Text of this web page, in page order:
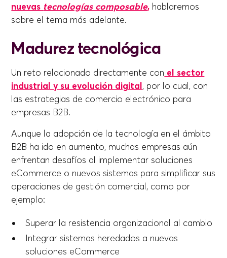
nuevas tecnologías composable, hablaremos
sobre el tema más adelante.
Madurez tecnológica
Un reto relacionado directamente con el sector
industrial y su evolución digital, por lo cual, con
las estrategias de comercio electrónico para
empresas B2B.
Aunque la adopción de la tecnología en el ámbito
B2B ha ido en aumento, muchas empresas aún
enfrentan desafíos al implementar soluciones
eCommerce o nuevos sistemas para simplificar sus
operaciones de gestión comercial, como por
ejemplo:
Superar la resistencia organizacional al cambio
Integrar sistemas heredados a nuevas
soluciones eCommerce